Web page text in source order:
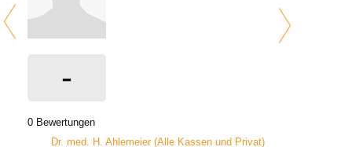
-
0 Bewertungen
Dr. med. H. Ahlemeier (Alle Kassen und Privat)